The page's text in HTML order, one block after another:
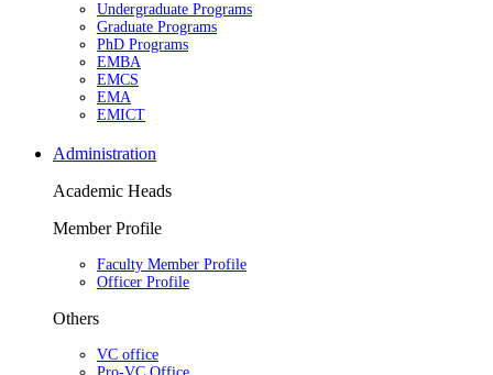
Undergraduate Programs
Graduate Programs
PhD Programs
EMBA
EMCS
EMA
EMICT
Administration
Academic Heads
Member Profile
Faculty Member Profile
Officer Profile
Others
VC office